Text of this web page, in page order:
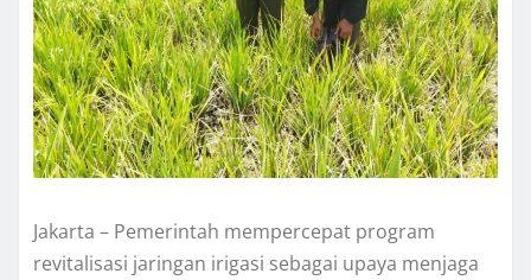
Jakarta – Pemerintah mempercepat program
revitalisasi jaringan irigasi sebagai upaya menjaga